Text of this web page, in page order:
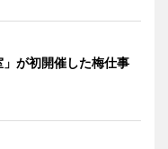
」が初開催した梅仕事